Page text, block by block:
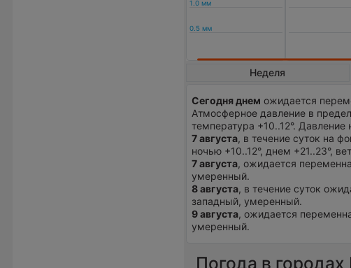
Неделя
Сегодня днем ожидается
Атмосферное давление в
температура +10..12°.
7 августа, в течение суток на
ночью +10..12°, днем +21..23°,
7 августа, ожидается
умеренный.
8 августа, в течение суток
западный, умеренный.
9 августа, ожидается
умеренный.
Погода в городах